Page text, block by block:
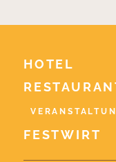
HOTEL
FESTWIRT